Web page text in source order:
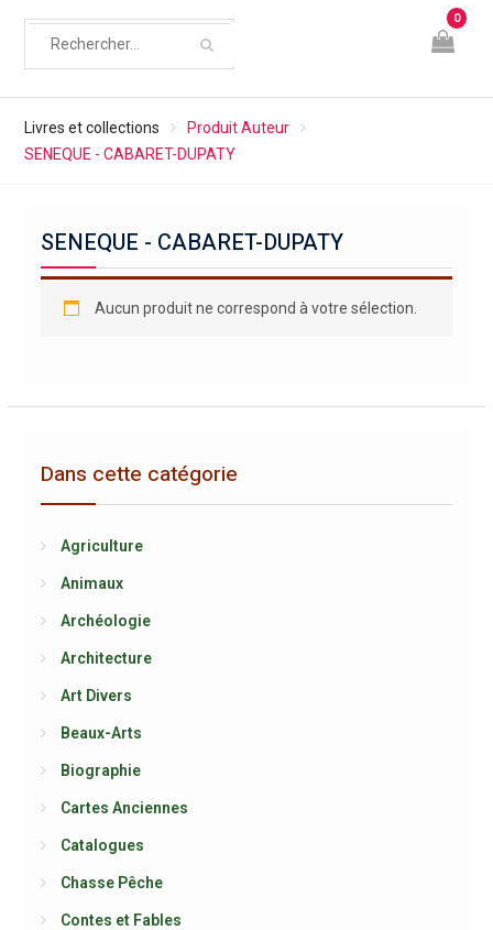
0
Livres et collections
Produit Auteur
SENEQUE - CABARET-DUPATY
SENEQUE - CABARET-DUPATY
Aucun produit ne correspond à votre sélection.
Dans cette catégorie
Agriculture
Animaux
Archéologie
Architecture
Art Divers
Beaux-Arts
Biographie
Cartes Anciennes
Catalogues
Chasse Pêche
Contes et Fables